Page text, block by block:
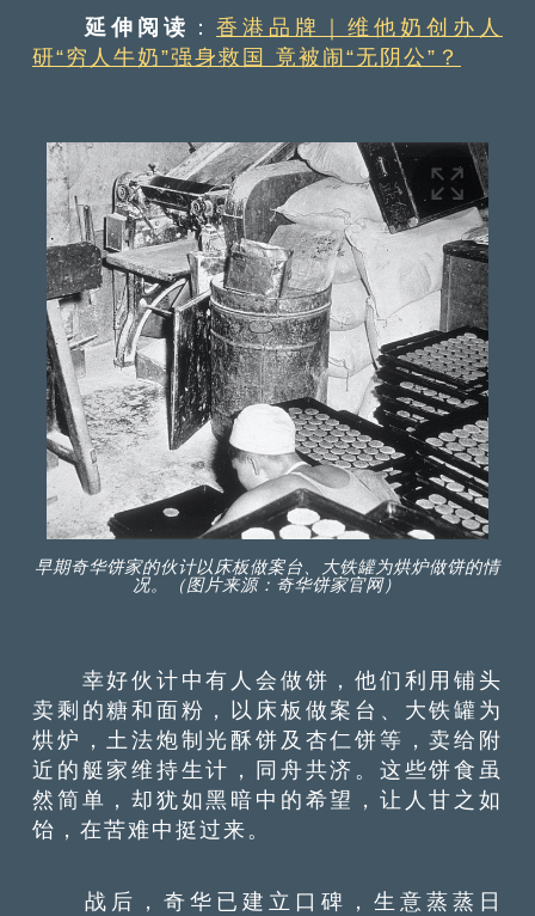
延伸阅读 ：香港品牌｜维他奶创办人
研“穷人牛奶”强身救国 竟被闹“无阴公”？
早期奇华饼家的伙计以床板做案台、大铁罐为烘炉做饼的情
况。（图片来源：奇华饼家官网）
幸好伙计中有人会做饼，他们利用铺头
卖剩的糖和面粉，以床板做案台、大铁罐为
烘炉，土法炮制光酥饼及杏仁饼等，卖给附
近的艇家维持生计，同舟共济。这些饼食虽
然简单，却犹如黑暗中的希望，让人甘之如
饴，在苦难中挺过来。
战后，奇华已建立口碑，生意蒸蒸日